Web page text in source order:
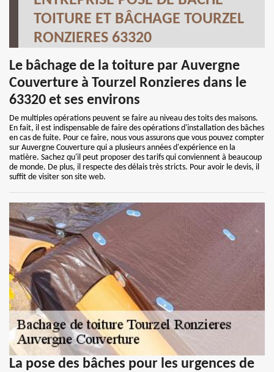
TOITURE ET BÂCHAGE TOURZEL
RONZIERES 63320
Le bâchage de la toiture par Auvergne
Couverture à Tourzel Ronzieres dans le
63320 et ses environs
De multiples opérations peuvent se faire au niveau des toits des maisons.
En fait, il est indispensable de faire des opérations d'installation des bâches
en cas de fuite. Pour ce faire, nous vous assurons que vous pouvez compter
sur Auvergne Couverture qui a plusieurs années d'expérience en la
matière. Sachez qu'il peut proposer des tarifs qui conviennent à beaucoup
de monde. De plus, il respecte des délais très stricts. Pour avoir le devis, il
suffit de visiter son site web.
La pose des bâches pour les urgences de